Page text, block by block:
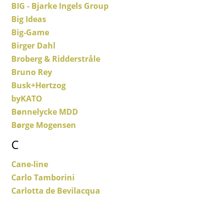
Étagères & Armoires
Bibliothèques
Étagères murales
Buffets & Commodes
Meubles TV
Caissons roulants et Meubles d’appoint
Meubles de bar
Petits rangements
Pièces détachées
BIG - Bjarke Ingels Group
Big Ideas
Big-Game
Birger Dahl
Broberg & Ridderstråle
Bruno Rey
Busk+Hertzog
byKATO
Bønnelycke MDD
Børge Mogensen
C
Cane-line
Carlo Tamborini
Carlotta de Bevilacqua